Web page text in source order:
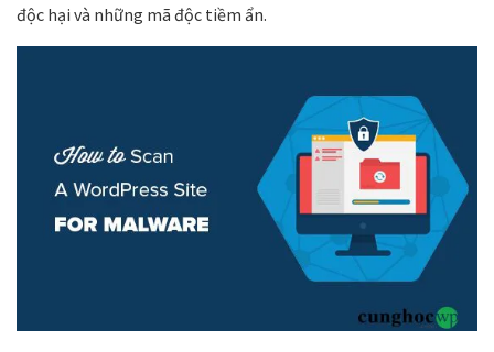
độc hại và những mã độc tiềm ẩn.